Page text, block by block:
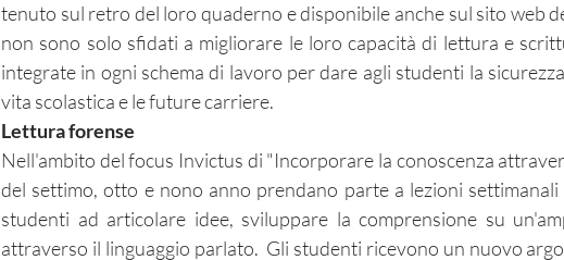
tenuto sul retro del loro quaderno e disponibile anche sul sito web
non sono solo sfidati a migliorare le loro capacità di lettura e
integrate in ogni schema di lavoro per dare agli studenti la
vita scolastica e le future carriere.
Lettura forense
Nell'ambito del focus Invictus di "Incorporare la conoscenza
del settimo, otto e nono anno prendano parte a lezioni
studenti ad articolare idee, sviluppare la comprensione su
attraverso il linguaggio parlato. Gli studenti ricevono un nuovo